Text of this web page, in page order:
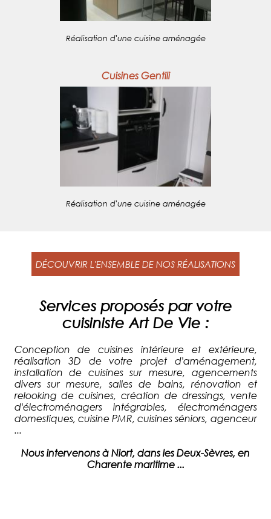
Réalisation d'une cuisine aménagée
Cuisines Gentili
Réalisation d'une cuisine aménagée
DÉCOUVRIR L'ENSEMBLE DE NOS RÉALISATIONS
Services proposés par votre
cuisiniste Art De Vie :
Conception de cuisines intérieure et extérieure,
réalisation 3D de votre projet d'aménagement,
installation de cuisines sur mesure, agencements
divers sur mesure, salles de bains, rénovation et
relooking de cuisines, création de dressings, vente
d'électroménagers intégrables, électroménagers
domestiques, cuisine PMR, cuisines séniors, agenceur
...
Nous intervenons à Niort, dans les Deux-Sèvres, en
Charente maritime ...